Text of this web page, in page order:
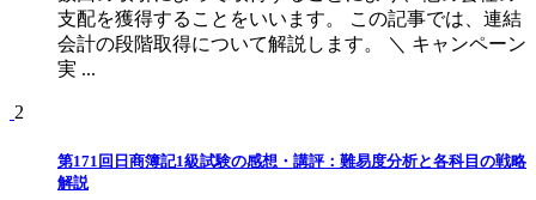
支配を獲得することをいいます。 この記事では、連結
会計の段階取得について解説します。 ＼ キャンペーン
実 ...
2
第171回日商簿記1級試験の感想・講評：難易度分析と各科目の戦略
解説